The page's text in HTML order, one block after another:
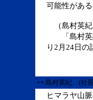
可能性があ
（島村英
「島村英
り2月24日の
++ 島村英紀 (社
ヒマラヤ山